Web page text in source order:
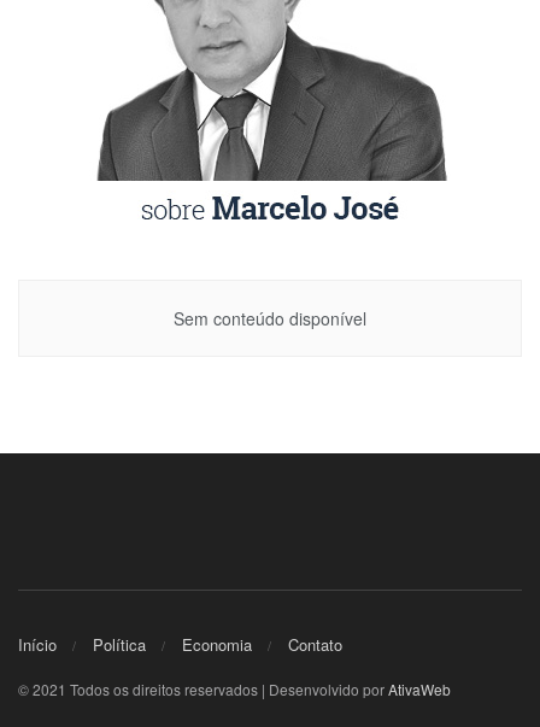
Sem conteúdo disponível
Início Política Economia Contato
© 2021 Todos os direitos reservados | Desenvolvido porAtivaWeb